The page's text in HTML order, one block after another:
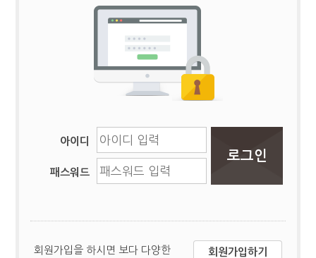
아이디
패스워드
회원가입을 하시면 보다 다양한
회원가입하기